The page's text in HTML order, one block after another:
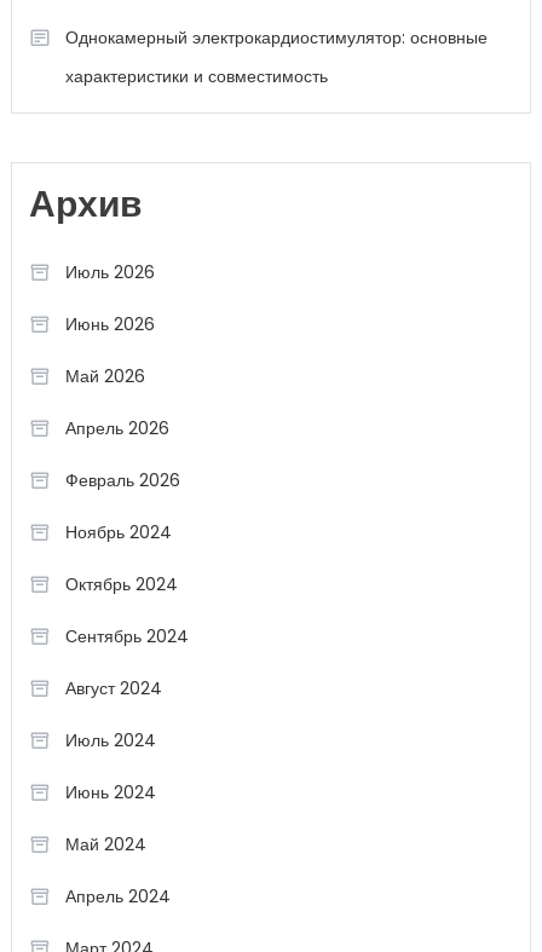
Однокамерный электрокардиостимулятор: основные
характеристики и совместимость
Архив
Июль 2026
Июнь 2026
Май 2026
Апрель 2026
Февраль 2026
Ноябрь 2024
Октябрь 2024
Сентябрь 2024
Август 2024
Июль 2024
Июнь 2024
Май 2024
Апрель 2024